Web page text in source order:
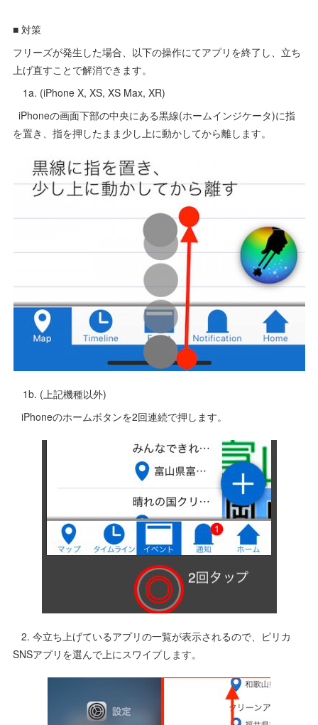
■ 対策
フリーズが発生した場合、以下の操作にてアプリを終了し、立ち
上げ直すことで解消できます。
1a. (iPhone X, XS, XS Max, XR)
iPhoneの画面下部の中央にある黒線(ホームインジケータ)に指
を置き、指を押したまま少し上に動かしてから離します。
1b. (上記機種以外)
iPhoneのホームボタンを2回連続で押します。
2. 今立ち上げているアプリの一覧が表示されるので、ピリカ
SNSアプリを選んで上にスワイプします。